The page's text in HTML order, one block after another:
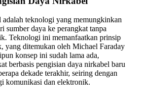
adalah teknologi yang memungkinkan
sumber daya ke perangkat tanpa
Teknologi ini memanfaatkan prinsip
yang ditemukan oleh Michael Faraday
konsep ini sudah lama ada,
berbasis pengisian daya nirkabel baru
dekade terakhir, seiring dengan
komunikasi dan elektronik.